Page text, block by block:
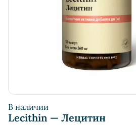
В наличии
Lecithin — Лецитин